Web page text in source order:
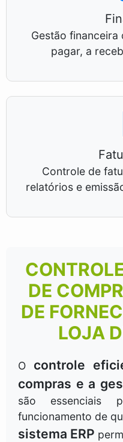
Gestão
pagar, a
Controle de
relatórios e
DE
DE
LOJA
O controle
compras e a
são essenciais
funcionamento de
sistema ERP